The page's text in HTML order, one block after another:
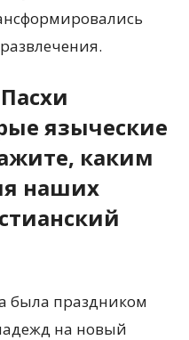
языческие
каким
наших
была праздником
на новый